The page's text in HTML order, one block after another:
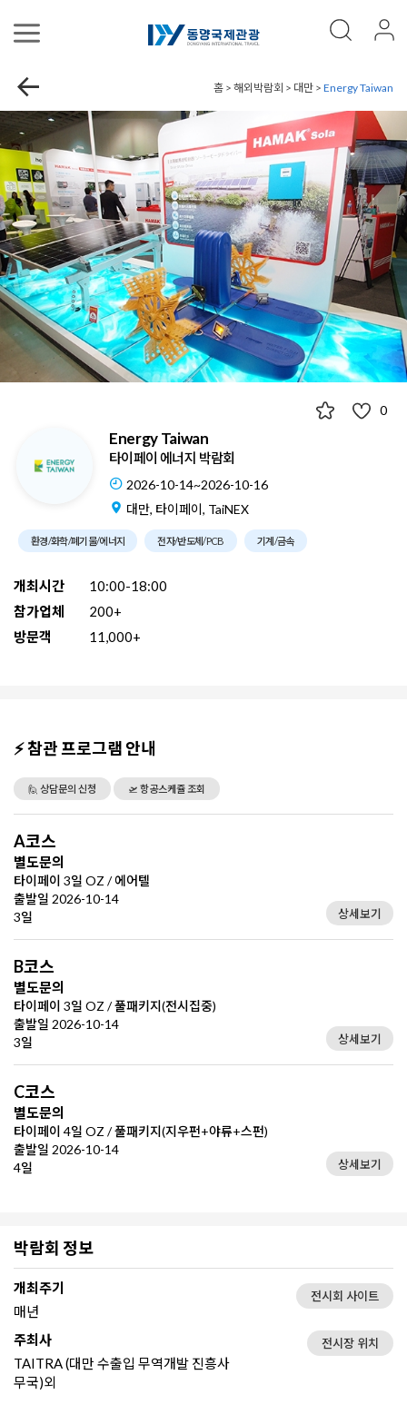
홈 > 해외박람회 > 대만 > Energy Taiwan
0
Energy Taiwan
타이페이 에너지 박람회
2026-10-14~2026-10-16
대만, 타이페이, TaiNEX
환경/화학/폐기물/에너지 전자/반도체/PCB 기계/금속
개최시간
10:00-18:00
참가업체
200+
방문객
11,000+
⚡ 참관 프로그램 안내
🙋 상담문의 신청 🛫 항공스케쥴 조회
A코스
별도문의
타이페이 3일 OZ / 에어텔
출발일 2026-10-14
3일
상세보기
B코스
별도문의
타이페이 3일 OZ / 풀패키지(전시집중)
출발일 2026-10-14
3일
상세보기
C코스
별도문의
타이페이 4일 OZ / 풀패키지(지우펀+야류+스펀)
출발일 2026-10-14
4일
상세보기
박람회 정보
개최주기
매년
전시회 사이트
주최사
TAITRA (대만 수출입 무역개발 진흥사
무국)외
전시장 위치